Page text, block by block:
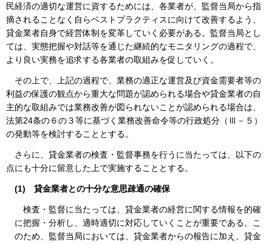
民経済の適切な運営に資するためには、各業者が、監督当局から指
摘されることなく自らベストプラクティスに向けて改善するよう、
貸金業者自身で経営体制を変革していく必要がある。監督当局とし
ては、実態把握や対話等を通じた継続的なモニタリングの過程で、
より良い実務を追求する各業者の取組みを促していく。
その上で、上記の過程で、業務の適正な運営及び資金需要者等の
利益の保護の観点から重大な問題が認められる場合や貸金業者の自
主的な取組みでは業務改善が図られないことが認められる場合は、
法第24条の６の３等に基づく業務改善命令等の行政処分（Ⅲ－５）
の発動等を検討することとする。
さらに、貸金業者の検査・監督事務を行うに当たっては、以下の
点にも十分に留意した上で実施することとする。
(1) 貸金業者との十分な意思疎通の確保
検査・監督に当たっては、貸金業者の経営に関する情報を的確
に把握・分析し、適時適切に対応していくことが重要である。こ
のため、監督当局においては、貸金業者からの報告に加え、貸金